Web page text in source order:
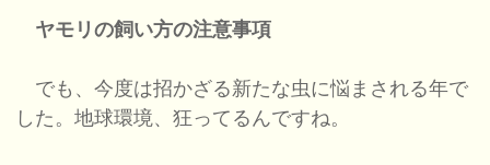
ヤモリの飼い方の注意事項
でも、今度は招かざる新たな虫に悩まされる年で
した。地球環境、狂ってるんですね。